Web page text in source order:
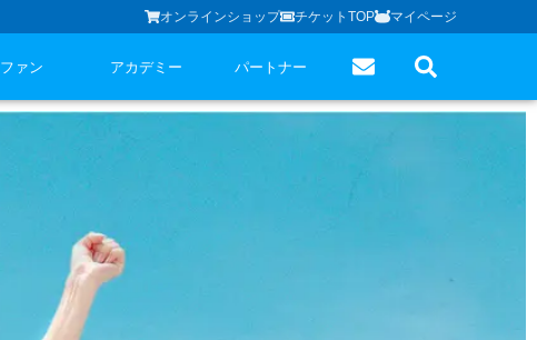
オンラインショップ チケットTOP マイページ
ファン アカデミー パートナー